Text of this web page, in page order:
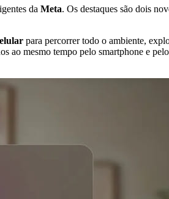
da Meta. Os destaques são dois
para percorrer todo o ambiente,
ao mesmo tempo pelo smartphone e